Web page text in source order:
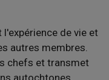
de vie et
autres membres.
chefs et transmet
autochtones.